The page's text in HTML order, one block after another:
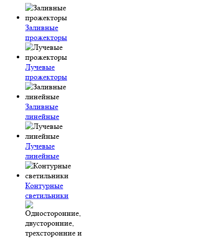
Заливные
прожекторы
Лучевые
прожекторы
Заливные
линейные
Лучевые
линейные
Контурные
светильники